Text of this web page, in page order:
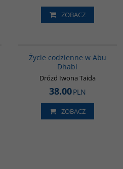
ZOBACZ
Życie codzienne w Abu
Dhabi
Drózd Iwona Taida
38.00PLN
ZOBACZ